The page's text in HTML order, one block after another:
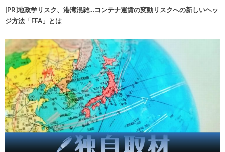
[PR]地政学リスク、港湾混雑…コンテナ運賃の変動リスクへの新しいヘッ
ジ方法「FFA」とは